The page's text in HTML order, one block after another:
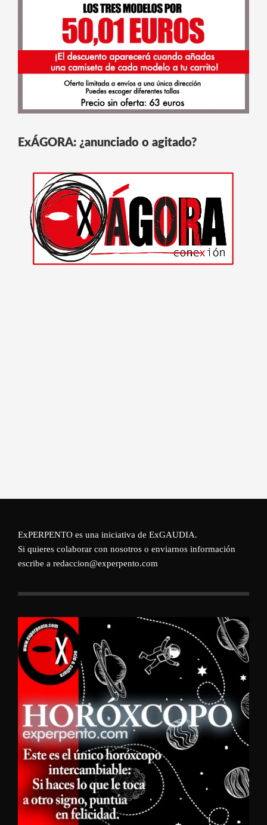
ExÁGORA: ¿anunciado o agitado?
ExPERPENTO es una iniciativa de ExGAUDIA.
Si quieres colaborar con nosotros o enviarnos información
escribe a redaccion@experpento.com